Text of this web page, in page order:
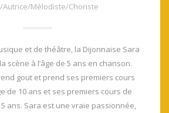
Autrice/Mélodiste/Choriste
et de théâtre, la Dijonnaise Sara
scène à l’âge de 5 ans en chanson.
gout et prend ses premiers cours
de 10 ans et ses premiers cours de
ans. Sara est une vraie passionnée,